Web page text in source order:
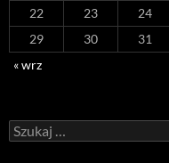
22
23 24
29
30
31
« wrz
Szukaj: